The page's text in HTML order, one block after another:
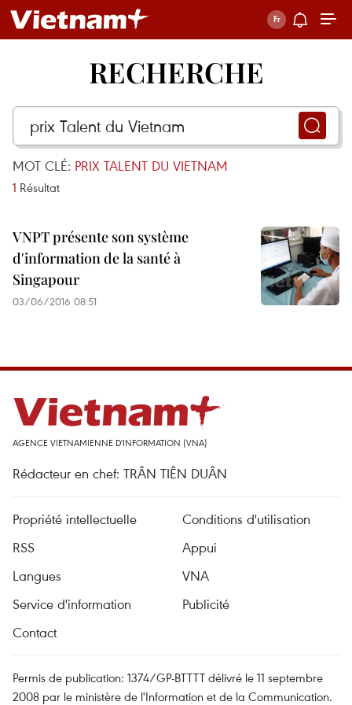
RECHERCHE
MOT CLÉ: PRIX TALENT DU VIETNAM
1 Résultat
VNPT présente son système
d'information de la santé à
Singapour
03/06/2016 08:51
AGENCE VIETNAMIENNE D'INFORMATION (VNA)
Rédacteur en chef: TRÂN TIÊN DUÂN
Propriété intellectuelle
Conditions d'utilisation
RSS
Appui
Langues
VNA
Service d'information
Publicité
Contact
Permis de publication: 1374/GP-BTTTT délivré le 11 septembre
2008 par le ministère de l'Information et de la Communication.